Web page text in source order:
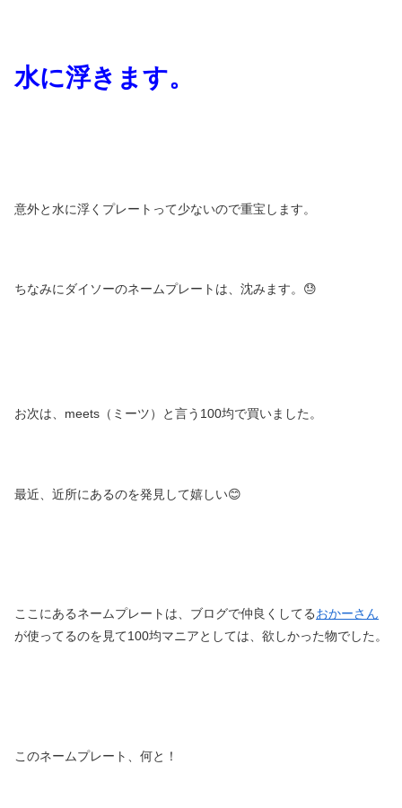
水に浮きます。
意外と水に浮くプレートって少ないので重宝します。
ちなみにダイソーのネームプレートは、沈みます。😓
お次は、meets（ミーツ）と言う100均で買いました。
最近、近所にあるのを発見して嬉しい😊
ここにあるネームプレートは、ブログで仲良くしてるおかーさん
が使ってるのを見て100均マニアとしては、欲しかった物でした。
このネームプレート、何と！